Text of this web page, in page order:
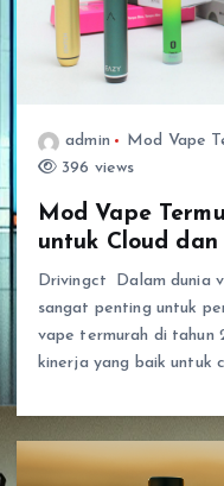
admin Mod Vape
396 views
Mod Vape
untuk Cloud
Drivingct Dalam dunia
sangat penting untuk
vape termurah di tahun
kinerja yang baik untuk